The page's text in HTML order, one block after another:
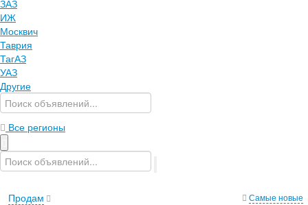
ЗАЗ
ИЖ
Москвич
Таврия
ТагАЗ
УАЗ
Другие
Все регионы
Продам Самые новые